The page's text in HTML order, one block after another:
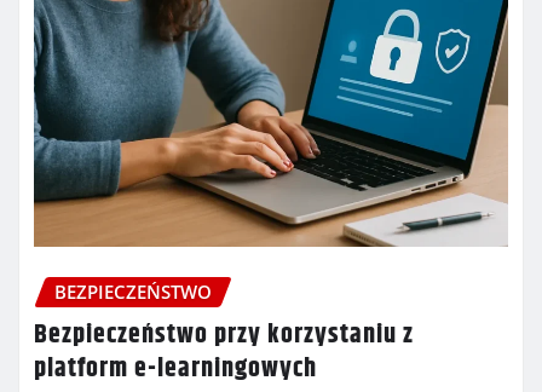
BEZPIECZEŃSTWO
Bezpieczeństwo przy korzystaniu z
platform e-learningowych